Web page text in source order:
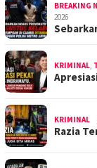
BREAKING
2026
KRIMINAL,
KRIMINAL
Razia